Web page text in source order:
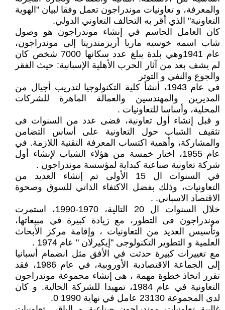
والمعرفة، و تعاونيات موندراجون تعمل وفقا لبيان "الهوية
التعاونية" الذي أقر به التحالف التعاوني الدولي.
كان العامل الحاسم في إنشاء موندراجون هو وصول
شاب اسمه خوسيه ماريا أريزمندريتا إلى موندراجون،
عام 1941وهي بلدة يبلغ عدد سكانها 7000 شخص كان
لم يشف بعد من آثار الحرب الأهلية الإسبانية: حيث الفقر
والجوع والنفي و التوتر
في عام 1943، أنشأ كلية التكنولوجيا لتدريب أجيال من
المديرين والمهندسين والعمالة الماهرة للشركات
المحلية، وأساسا للتعاونيات .
و قبل إنشاء أول تعاونية، قضى عدد من السنوات فى
تثقيف الشباب حول التعاونية على أساس التضامن
والمشاركة، وأهمية اكتساب المعرفة التقنية اللازمة. في
عام 1955، اختار خمسة من هؤلاء الشباب لإنشاء أول
شركة تعاونية صناعية كبداية لمؤسسة موندراجون .
في السنوات ال 15 الأولى تم إنشاء العديد من
التعاونيات، وذلك بفضل الاكتفاء الذاتي للسوق وصحوة
الاقتصاد الاسباني. .
خلال السنوات ال 20 التالية، 1970-1990، استمرت
موندراجون فى التطور، مع زيادة كبيرة في مبيعاتها،
وتأسيس العديد من التعاونيات ، وإقامة مركز الأبحاث
العلمية و التطوير التكنولوجى "إيكيرلان " عام 1974 .
مع تغييرات كبيرة حدثت في الأفق مثل انضمام أسبانيا
إلى الجماعة الاقتصادية الأوروبية، في عام 1986، فقد
تقرر اتخاذ خطوة مهمة ، هى إنشاء مجموعة موندراجون
التعاونية في عام 1984، تمهيدا للشركة الحالية. و كان
لدى المجموعة 23130 عامل في نهاية 1990 0.